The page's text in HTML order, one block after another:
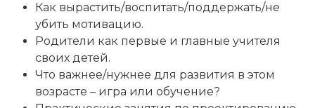
Как вырастить/воспитать/поддержать/не
убить мотивацию.
Родители как первые и главные учителя
своих детей.
Что важнее/нужнее для развития в этом
возрасте – игра или обучение?